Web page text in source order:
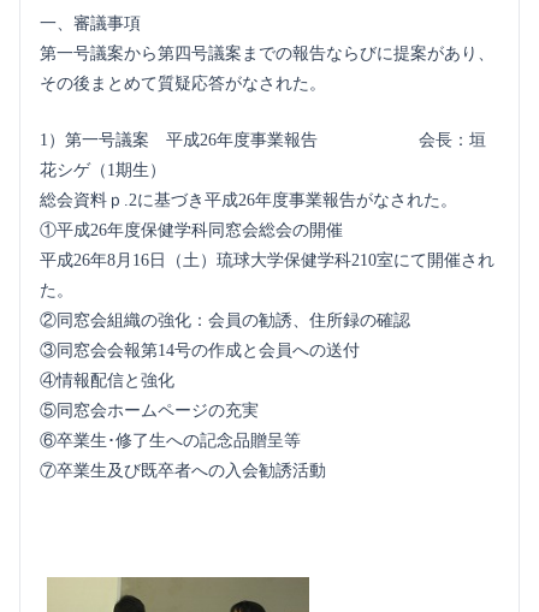
一、審議事項
第一号議案から第四号議案までの報告ならびに提案があり、
その後まとめて質疑応答がなされた。
1）第一号議案 平成26年度事業報告 会長：垣
花シゲ（1期生）
総会資料ｐ.2に基づき平成26年度事業報告がなされた。
①平成26年度保健学科同窓会総会の開催
平成26年8月16日（土）琉球大学保健学科210室にて開催され
た。
②同窓会組織の強化：会員の勧誘、住所録の確認
③同窓会会報第14号の作成と会員への送付
④情報配信と強化
⑤同窓会ホームページの充実
⑥卒業生･修了生への記念品贈呈等
⑦卒業生及び既卒者への入会勧誘活動